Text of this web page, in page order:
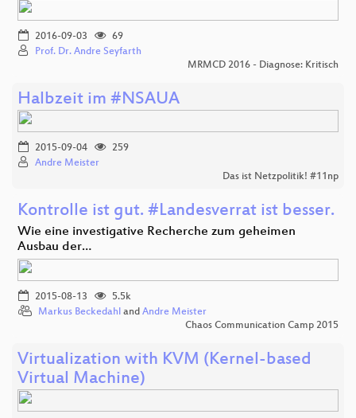
2016-09-03
69
Prof. Dr. Andre Seyfarth
MRMCD 2016 - Diagnose: Kritisch
Halbzeit im #NSAUA
2015-09-04
259
Andre Meister
Das ist Netzpolitik! #11np
Kontrolle ist gut. #Landesverrat ist besser.
Wie eine investigative Recherche zum geheimen
Ausbau der…
2015-08-13
5.5k
Markus Beckedahl and Andre Meister
Chaos Communication Camp 2015
Virtualization with KVM (Kernel-based
Virtual Machine)